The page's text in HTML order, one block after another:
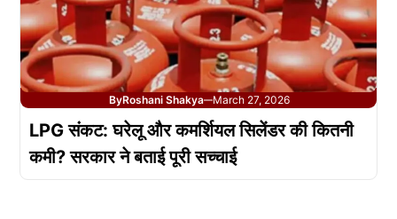
ByRoshani Shakya—March 27, 2026
LPG संकट: घरेलू और कमर्शियल सिलेंडर की कितनी
कमी? सरकार ने बताई पूरी सच्चाई